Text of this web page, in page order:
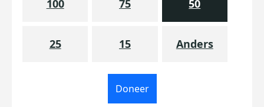
100 75 50
25 15 Anders
Doneer